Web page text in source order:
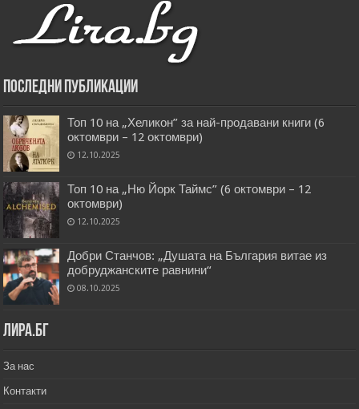
Последни публикации
Топ 10 на „Хеликон” за най-продавани книги (6
октомври – 12 октомври)
12.10.2025
Топ 10 на „Ню Йорк Таймс” (6 октомври – 12
октомври)
12.10.2025
Добри Станчов: „Душата на България витае из
добруджанските равнини“
08.10.2025
Лира.бг
За нас
Контакти